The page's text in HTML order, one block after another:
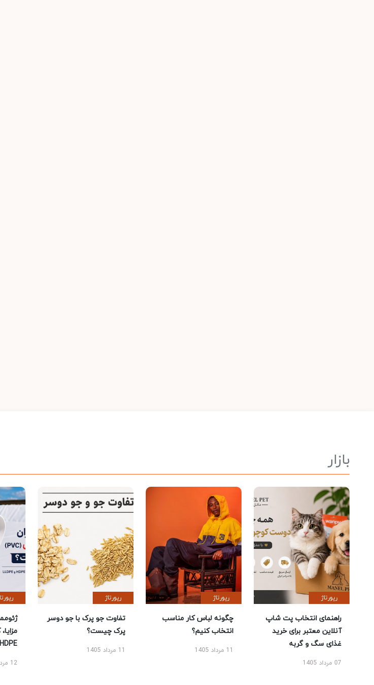
بازار
رپورتاژ
راهنمای انتخاب پت شاپ
آنلاین معتبر برای خرید
غذای سگ و گربه
07 مرداد 1405
رپورتاژ
چگونه لباس کار مناسب
انتخاب کنیم؟
11 مرداد 1405
رپورتاژ
تفاوت جو پرک با جو دوسر
پرک چیست؟
11 مرداد 1405
HDPE و LLDPE
12 مرداد 1405